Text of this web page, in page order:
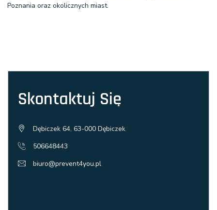
Poznania oraz okolicznych miast.
Skontaktuj Się
Dębiczek 64, 63-000 Dębiczek
506648443
biuro@prevent4you.pl